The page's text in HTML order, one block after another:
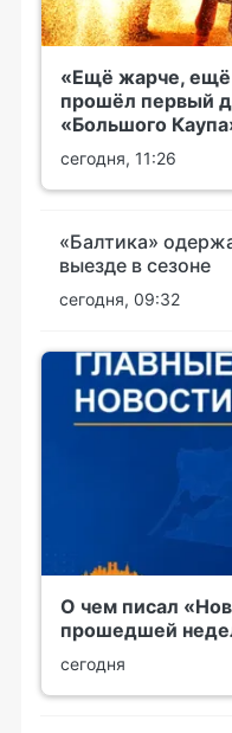
«Ещё жарче, ещё
прошёл первый
«Большого
сегодня, 11:26
«Балтика»
выезде в сезоне
сегодня, 09:32
О чем писал
прошедшей
сегодня